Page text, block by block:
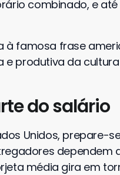
combinado, e
famosa frase
produtiva da
do salário
Unidos, prepare-
dependem
média gira em